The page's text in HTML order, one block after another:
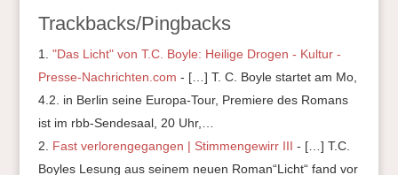
Trackbacks/Pingbacks
"Das Licht" von T.C. Boyle: Heilige Drogen - Kultur -
Presse-Nachrichten.com - […] T. C. Boyle startet am Mo,
4.2. in Berlin seine Europa-Tour, Premiere des Romans
ist im rbb-Sendesaal, 20 Uhr,…
Fast verlorengegangen | Stimmengewirr III - […] T.C.
Boyles Lesung aus seinem neuen Roman“Licht“ fand vor